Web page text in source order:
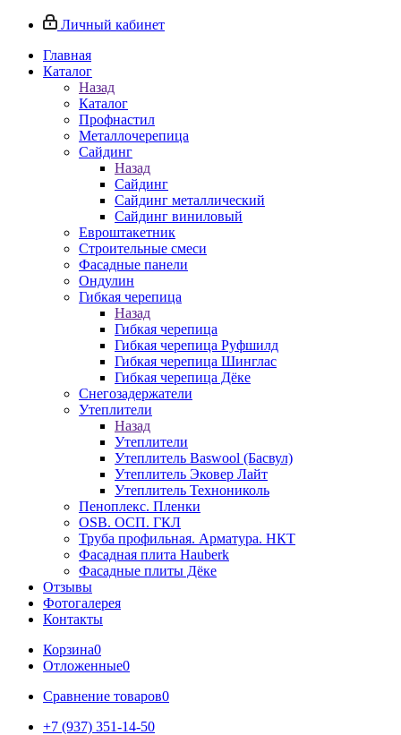
Личный кабинет
Главная
Каталог
Назад
Каталог
Профнастил
Металлочерепица
Сайдинг
Назад
Сайдинг
Сайдинг металлический
Сайдинг виниловый
Евроштакетник
Строительные смеси
Фасадные панели
Ондулин
Гибкая черепица
Назад
Гибкая черепица
Гибкая черепица Руфшилд
Гибкая черепица Шинглас
Гибкая черепица Дёке
Снегозадержатели
Утеплители
Назад
Утеплители
Утеплитель Baswool (Басвул)
Утеплитель Эковер Лайт
Утеплитель Технониколь
Пеноплекс. Пленки
OSB. ОСП. ГКЛ
Труба профильная. Арматура. НКТ
Фасадная плита Hauberk
Фасадные плиты Дёке
Отзывы
Фотогалерея
Контакты
Корзина0
Отложенные0
Сравнение товаров0
+7 (937) 351-14-50